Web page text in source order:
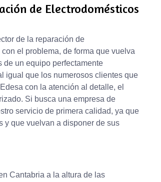
de Electrodomésticos
de la reparación de
el problema, de forma que vuelva
de un equipo perfectamente
igual que los numerosos clientes que
con la atención al detalle, el
Si busca una empresa de
servicio de primera calidad, ya que
y que vuelvan a disponer de sus
Cantabria a la altura de las